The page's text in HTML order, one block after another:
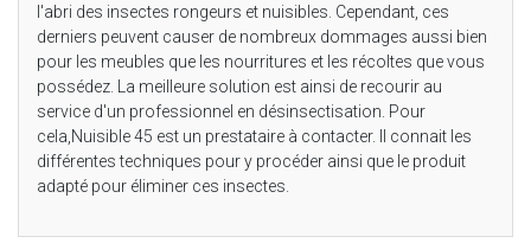
l'abri des insectes rongeurs et nuisibles. Cependant, ces
derniers peuvent causer de nombreux dommages aussi bien
pour les meubles que les nourritures et les récoltes que vous
possédez. La meilleure solution est ainsi de recourir au
service d'un professionnel en désinsectisation. Pour
cela,Nuisible 45 est un prestataire à contacter. Il connait les
différentes techniques pour y procéder ainsi que le produit
adapté pour éliminer ces insectes.